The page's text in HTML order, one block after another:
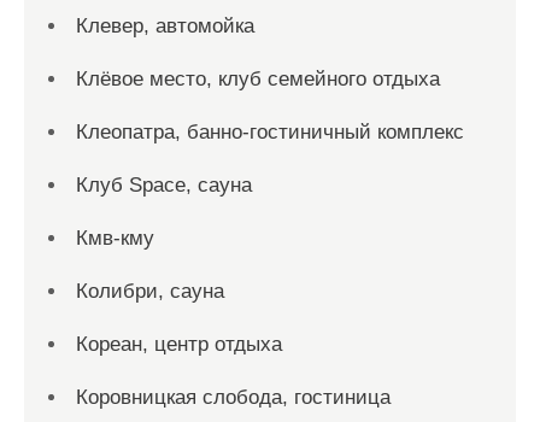
Клевер, автомойка
Клёвое место, клуб семейного отдыха
Клеопатра, банно-гостиничный комплекс
Клуб Space, сауна
Кмв-кму
Колибри, сауна
Кореан, центр отдыха
Коровницкая слобода, гостиница